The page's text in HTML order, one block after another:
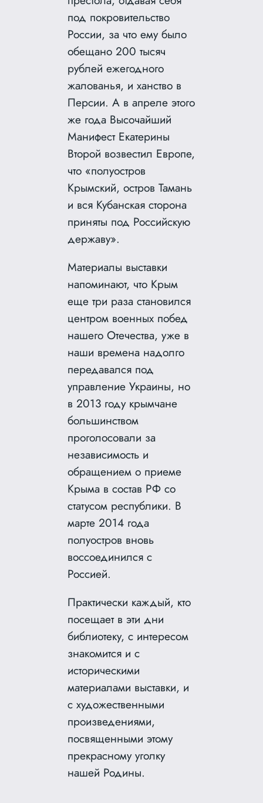
под покровительство
России, за что ему было
обещано 200 тысяч
рублей ежегодного
жалованья, и ханство в
Персии. А в апреле этого
же года Высочайший
Манифест Екатерины
Второй возвестил Европе,
что «полуостров
Крымский, остров Тамань
и вся Кубанская сторона
приняты под Российскую
державу».
Материалы выставки
напоминают, что Крым
еще три раза становился
центром военных побед
нашего Отечества, уже в
наши времена надолго
передавался под
управление Украины, но
в 2013 году крымчане
большинством
проголосовали за
независимость и
обращением о приеме
Крыма в состав РФ со
статусом республики. В
марте 2014 года
полуостров вновь
воссоединился с
Россией.
Практически каждый, кто
посещает в эти дни
библиотеку, с интересом
знакомится и с
историческими
материалами выставки, и
с художественными
произведениями,
посвященными этому
прекрасному уголку
нашей Родины.